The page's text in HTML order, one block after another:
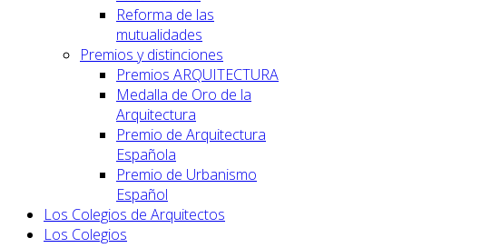
Reforma de las
mutualidades
Premios y distinciones
Premios ARQUITECTURA
Medalla de Oro de la
Arquitectura
Premio de Arquitectura
Española
Premio de Urbanismo
Español
Los Colegios de Arquitectos
Los Colegios